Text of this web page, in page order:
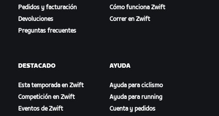
Pedidos y facturación
Devoluciones
Preguntas frecuentes
Cómo funciona Zwift
Correr en Zwift
DESTACADO
Esta temporada en Zwift
Competición en Zwift
Eventos de Zwift
AYUDA
Ayuda para ciclismo
Ayuda para running
Cuenta y pedidos